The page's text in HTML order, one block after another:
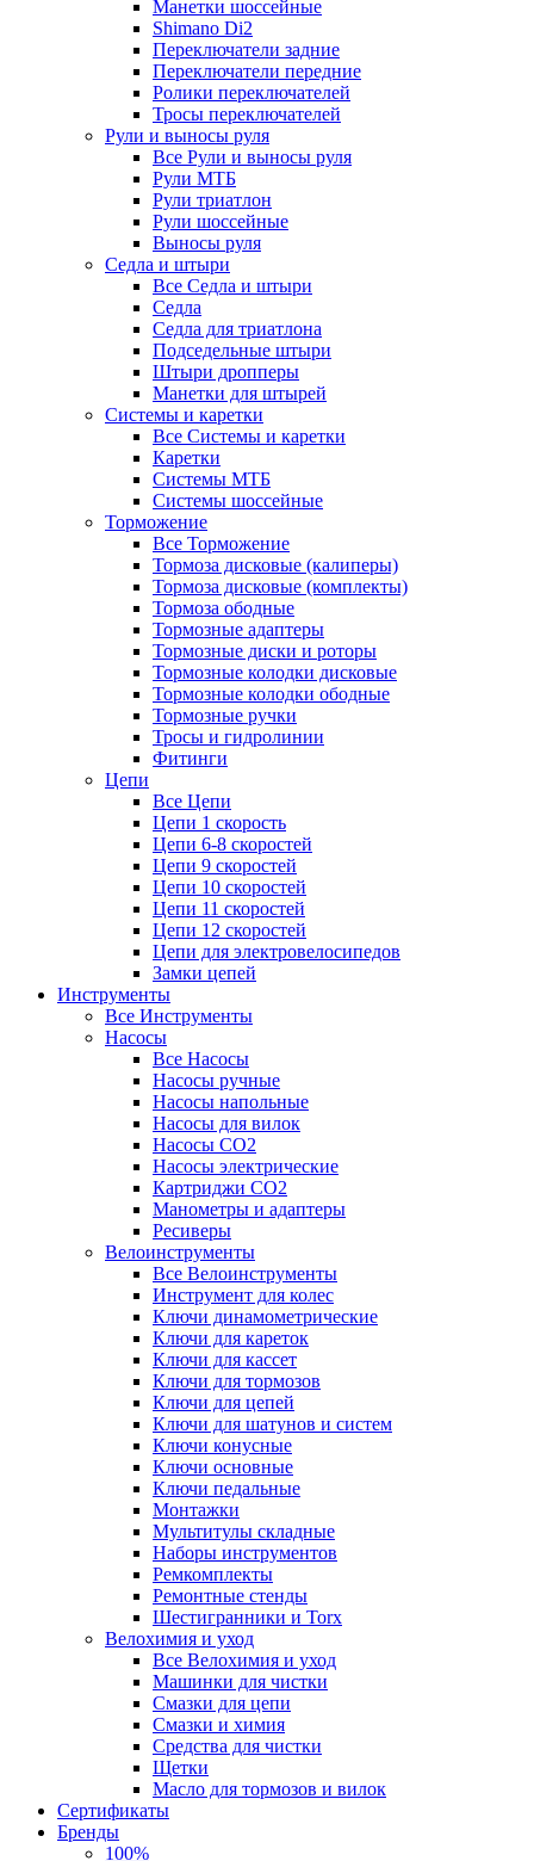
Манетки шоссейные
Shimano Di2
Переключатели задние
Переключатели передние
Ролики переключателей
Тросы переключателей
Рули и выносы руля
Все Рули и выносы руля
Рули МТБ
Рули триатлон
Рули шоссейные
Выносы руля
Седла и штыри
Все Седла и штыри
Седла
Седла для триатлона
Подседельные штыри
Штыри дропперы
Манетки для штырей
Системы и каретки
Все Системы и каретки
Каретки
Системы МТБ
Системы шоссейные
Торможение
Все Торможение
Тормоза дисковые (калиперы)
Тормоза дисковые (комплекты)
Тормоза ободные
Тормозные адаптеры
Тормозные диски и роторы
Тормозные колодки дисковые
Тормозные колодки ободные
Тормозные ручки
Тросы и гидролинии
Фитинги
Цепи
Все Цепи
Цепи 1 скорость
Цепи 6-8 скоростей
Цепи 9 скоростей
Цепи 10 скоростей
Цепи 11 скоростей
Цепи 12 скоростей
Цепи для электровелосипедов
Замки цепей
Инструменты
Все Инструменты
Насосы
Все Насосы
Насосы ручные
Насосы напольные
Насосы для вилок
Насосы CO2
Насосы электрические
Картриджи CO2
Манометры и адаптеры
Ресиверы
Велоинструменты
Все Велоинструменты
Инструмент для колес
Ключи динамометрические
Ключи для кареток
Ключи для кассет
Ключи для тормозов
Ключи для цепей
Ключи для шатунов и систем
Ключи конусные
Ключи основные
Ключи педальные
Монтажки
Мультитулы складные
Наборы инструментов
Ремкомплекты
Ремонтные стенды
Шестигранники и Torx
Велохимия и уход
Все Велохимия и уход
Машинки для чистки
Смазки для цепи
Смазки и химия
Средства для чистки
Щетки
Масло для тормозов и вилок
Сертификаты
Бренды
100%